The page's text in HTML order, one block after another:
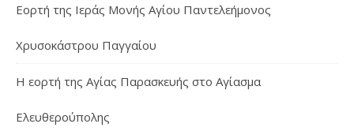
Εορτή της Ιεράς Μονής Αγίου Παντελεήμονος
Χρυσοκάστρου Παγγαίου
Η εορτή της Αγίας Παρασκευής στο Αγίασμα
Ελευθερούπολης